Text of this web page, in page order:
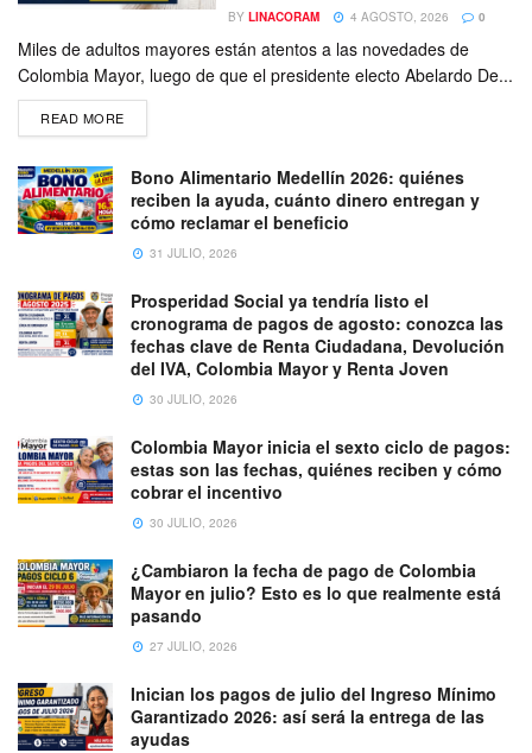
BY LINACORAM 4 AGOSTO, 2026 0
Miles de adultos mayores están atentos a las novedades de
Colombia Mayor, luego de que el presidente electo Abelardo De...
READ MORE
Bono Alimentario Medellín 2026: quiénes
reciben la ayuda, cuánto dinero entregan y
cómo reclamar el beneficio
31 JULIO, 2026
Prosperidad Social ya tendría listo el
cronograma de pagos de agosto: conozca las
fechas clave de Renta Ciudadana, Devolución
del IVA, Colombia Mayor y Renta Joven
30 JULIO, 2026
Colombia Mayor inicia el sexto ciclo de pagos:
estas son las fechas, quiénes reciben y cómo
cobrar el incentivo
30 JULIO, 2026
¿Cambiaron la fecha de pago de Colombia
Mayor en julio? Esto es lo que realmente está
pasando
27 JULIO, 2026
Inician los pagos de julio del Ingreso Mínimo
Garantizado 2026: así será la entrega de las
ayudas